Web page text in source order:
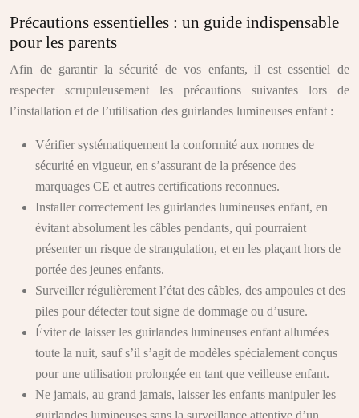
Précautions essentielles : un guide indispensable
pour les parents
Afin de garantir la sécurité de vos enfants, il est essentiel de
respecter scrupuleusement les précautions suivantes lors de
l’installation et de l’utilisation des guirlandes lumineuses enfant :
Vérifier systématiquement la conformité aux normes de
sécurité en vigueur, en s’assurant de la présence des
marquages CE et autres certifications reconnues.
Installer correctement les guirlandes lumineuses enfant, en
évitant absolument les câbles pendants, qui pourraient
présenter un risque de strangulation, et en les plaçant hors de
portée des jeunes enfants.
Surveiller régulièrement l’état des câbles, des ampoules et des
piles pour détecter tout signe de dommage ou d’usure.
Éviter de laisser les guirlandes lumineuses enfant allumées
toute la nuit, sauf s’il s’agit de modèles spécialement conçus
pour une utilisation prolongée en tant que veilleuse enfant.
Ne jamais, au grand jamais, laisser les enfants manipuler les
guirlandes lumineuses sans la surveillance attentive d’un